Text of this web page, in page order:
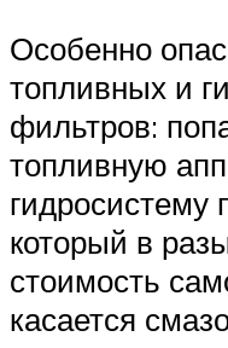
Особенно
топливных и
фильтров:
топливную
гидросистему
который в
стоимость
касается